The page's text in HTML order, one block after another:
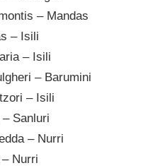
– Mandas
– Isili
– Isili
– Barumini
– Isili
Sanluri
– Nurri
Nurri